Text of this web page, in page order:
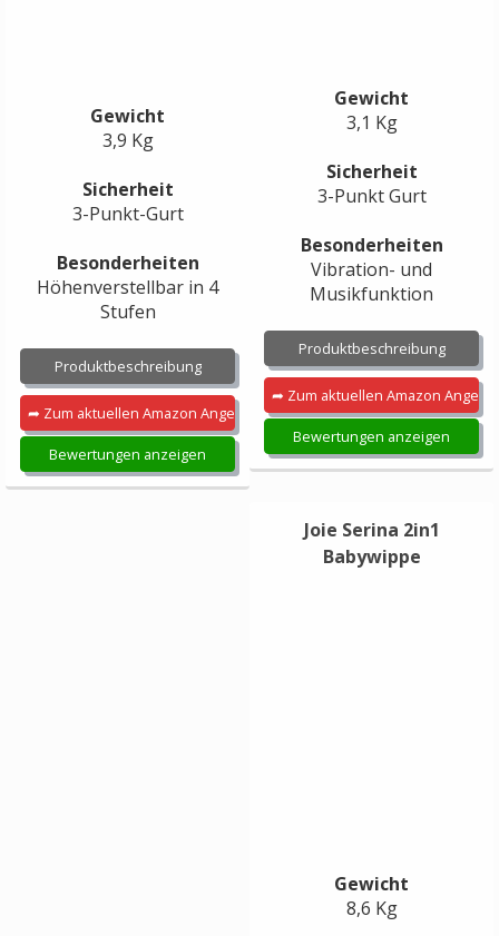
Gewicht
3,9 Kg
Sicherheit
3-Punkt-Gurt
Besonderheiten
Höhenverstellbar in 4
Stufen
Produktbeschreibung
➦ Zum aktuellen Amazon Angebot
Bewertungen anzeigen
Gewicht
3,1 Kg
Sicherheit
3-Punkt Gurt
Besonderheiten
Vibration- und
Musikfunktion
Produktbeschreibung
➦ Zum aktuellen Amazon
Bewertungen anzeigen
Joie Serina 2in1
Babywippe
Gewicht
8,6 Kg